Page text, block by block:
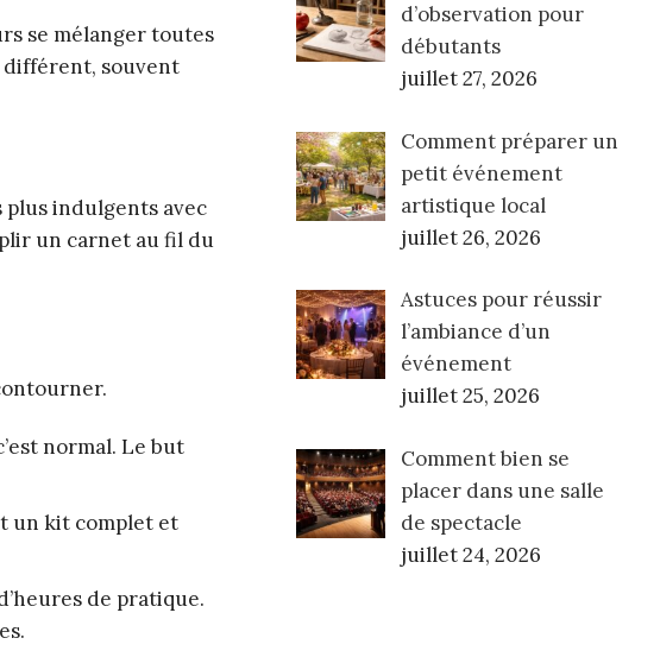
se mélanger toutes
différent, souvent
plus indulgents avec
un carnet au fil du
normal. Le but
un kit complet et
de pratique.
d’observation pour
débutants
juillet 27, 2026
Comment préparer un
petit événement
artistique local
juillet 26, 2026
Astuces pour réussir
l’ambiance d’un
événement
juillet 25, 2026
Comment bien se
placer dans une salle
de spectacle
juillet 24, 2026